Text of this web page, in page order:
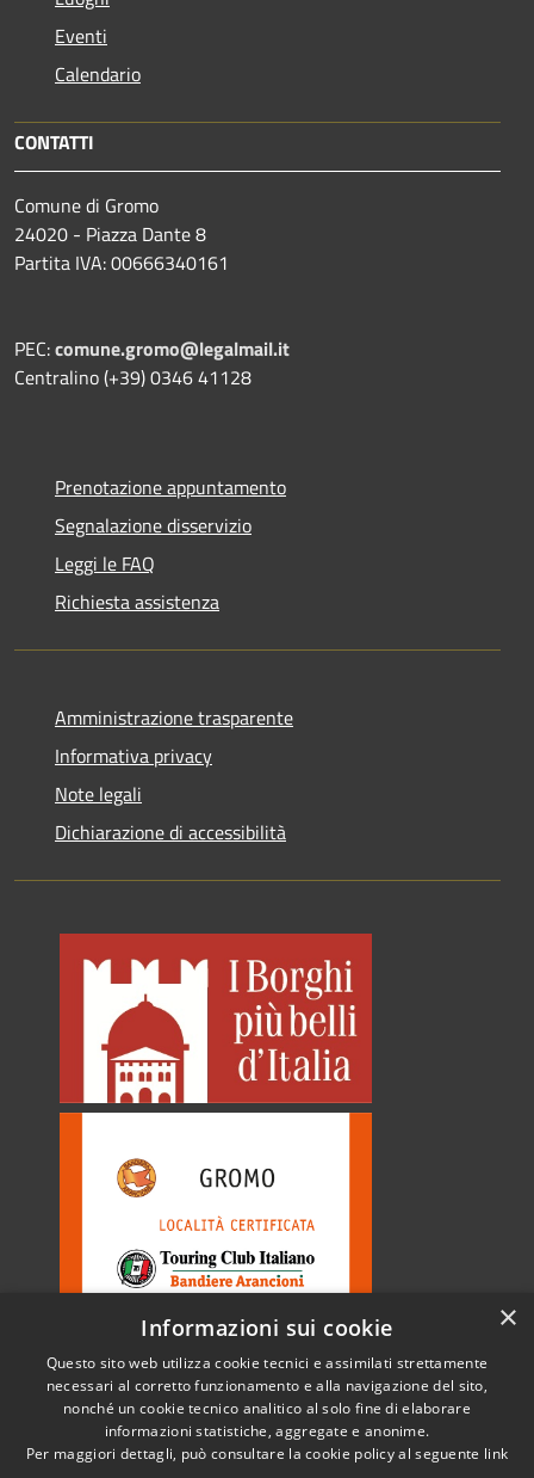
Eventi
Calendario
CONTATTI
Comune di Gromo
24020 - Piazza Dante 8
Partita IVA: 00666340161
PEC:comune.gromo@legalmail.it
Centralino (+39) 0346 41128
Prenotazione appuntamento
Segnalazione disservizio
Leggi le FAQ
Richiesta assistenza
Amministrazione trasparente
Informativa privacy
Note legali
Dichiarazione di accessibilità
Accessibilità
Copyright © 2026 • Comune di
Gromo • Powered by
×
Informazioni sui cookie
Questo sito web utilizza cookie tecnici e assimilati strettamente
necessari al corretto funzionamento e alla navigazione del sito,
nonché un cookie tecnico analitico al solo fine di elaborare
informazioni statistiche, aggregate e anonime.
Per maggiori dettagli, può consultare la cookie policy al seguente link